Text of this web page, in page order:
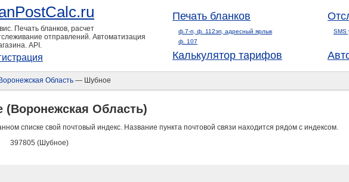
Печать бланков, расчет
отправлений. Автоматизация
API.
Печать бланков
ф.7-п, ф. 112эп, адресный ярлык
ф. 107
SMS
Калькулятор тарифов
Воронежская Область — Шубное
(Воронежская Область)
списке свой почтовый индекс. Название пункта почтовой связи находится рядом с индексом.
397805 (Шубное)